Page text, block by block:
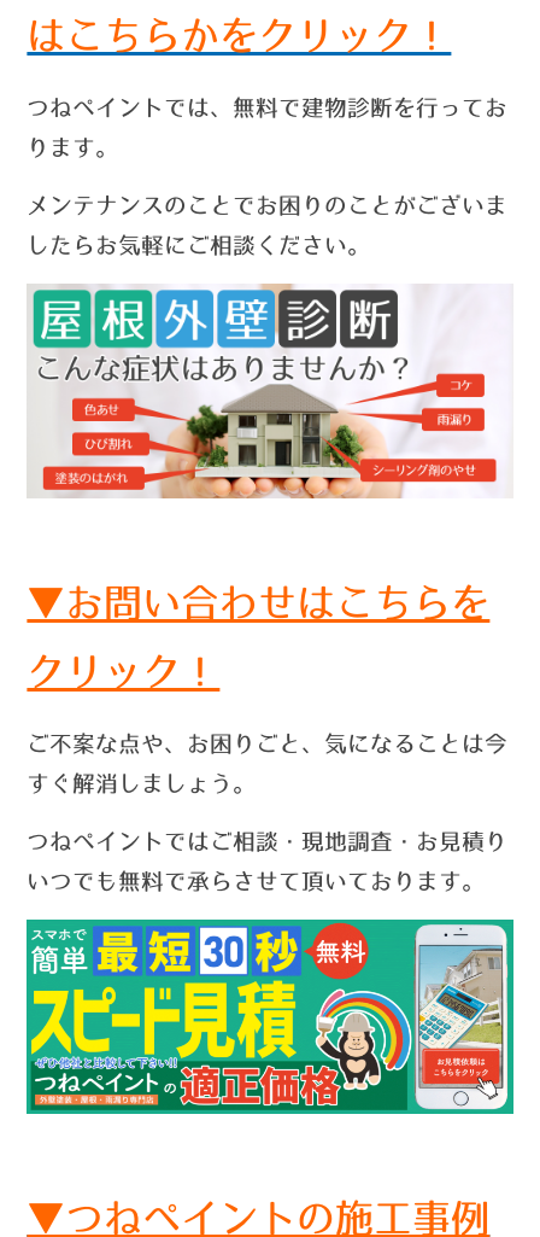
はこちらかをクリック！
つねペイントでは、無料で建物診断を行ってお
ります。
メンテナンスのことでお困りのことがございま
したらお気軽にご相談ください。
▼お問い合わせはこちらを
クリック！
ご不案な点や、お困りごと、気になることは今
すぐ解消しましょう。
つねペイントではご相談・現地調査・お見積り
いつでも無料で承らさせて頂いております。
▼つねペイントの施工事例